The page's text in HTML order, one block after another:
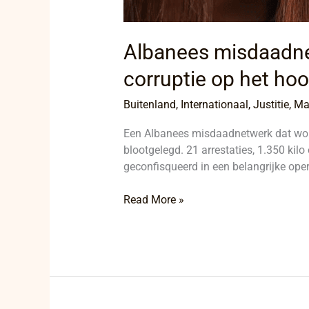
Albanees
corruptie op het
Buitenland, Internationaal, Justitie,
Een Albanees misdaadnetwerk dat
blootgelegd. 21 arrestaties, 1.350
geconfisqueerd in een belangrijke
Read More »